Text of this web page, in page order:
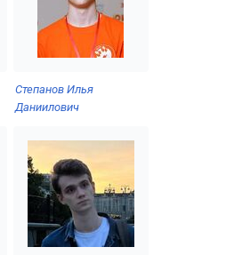
Степанов Илья
Даниилович